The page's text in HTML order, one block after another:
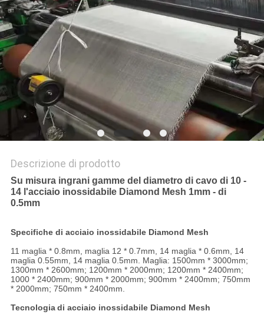
PRIVACY
POLICY
Descrizione di prodotto
Su misura ingrani gamme del diametro di cavo di 10 -
14 l'acciaio inossidabile Diamond Mesh 1mm - di
0.5mm
Specifiche di acciaio inossidabile Diamond Mesh
11 maglia * 0.8mm, maglia 12 * 0.7mm, 14 maglia * 0.6mm, 14
maglia 0.55mm, 14 maglia 0.5mm. Maglia: 1500mm * 3000mm;
1300mm * 2600mm; 1200mm * 2000mm; 1200mm * 2400mm;
1000 * 2400mm; 900mm * 2000mm; 900mm * 2400mm; 750mm
* 2000mm; 750mm * 2400mm.
Tecnologiadi acciaio inossidabile Diamond Mesh